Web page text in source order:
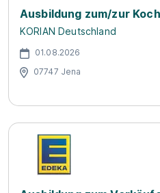
Ausbildung zum/zur
KORIAN Deutschland
01.08.2026
07747 Jena